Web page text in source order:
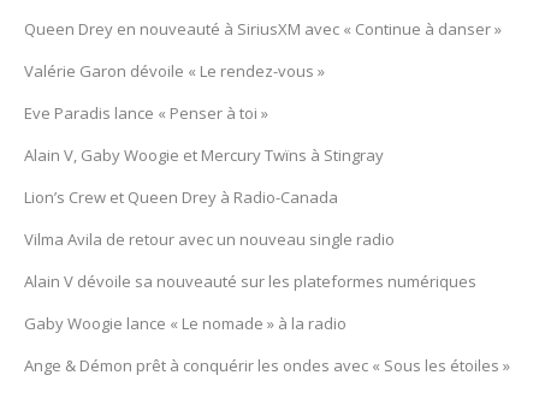
Queen Drey en nouveauté à SiriusXM avec « Continue à danser »
Valérie Garon dévoile « Le rendez-vous »
Eve Paradis lance « Penser à toi »
Alain V, Gaby Woogie et Mercury Twïns à Stingray
Lion’s Crew et Queen Drey à Radio-Canada
Vilma Avila de retour avec un nouveau single radio
Alain V dévoile sa nouveauté sur les plateformes numériques
Gaby Woogie lance « Le nomade » à la radio
Ange & Démon prêt à conquérir les ondes avec « Sous les étoiles »